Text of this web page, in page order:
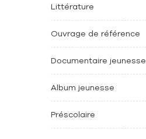
Littérature
Ouvrage de référence
Documentaire jeunesse
Album jeunesse
Préscolaire